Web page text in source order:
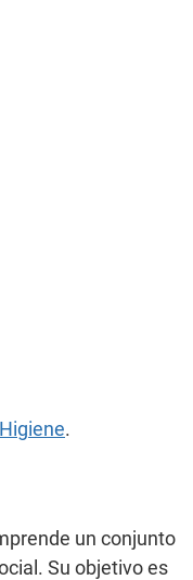
Higiene.
un conjunto
Su objetivo es